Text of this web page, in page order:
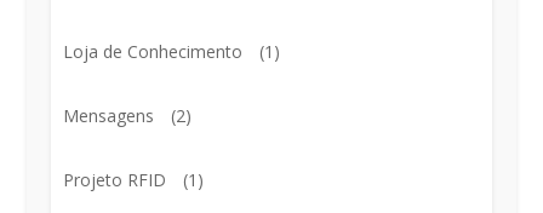
Loja de Conhecimento (1)
Mensagens (2)
Projeto RFID (1)